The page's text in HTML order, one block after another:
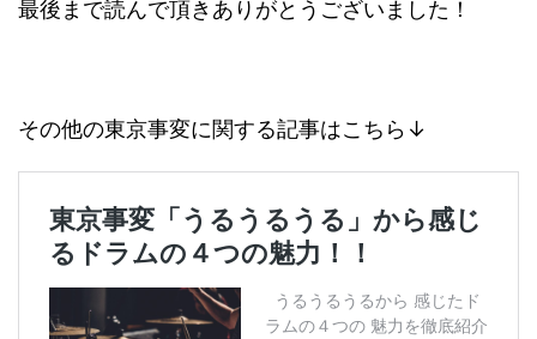
最後まで読んで頂きありがとうございました！
その他の東京事変に関する記事はこちら↓